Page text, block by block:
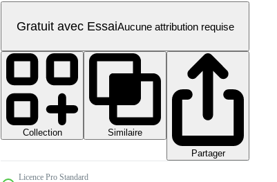
Gratuit avec EssaiAucune attribution requise
Collection
Similaire
Partager
Licence Pro Standard